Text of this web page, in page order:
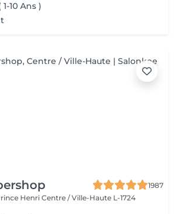
10 Ans )
1987
Henri Centre / Ville-Haute L-1724